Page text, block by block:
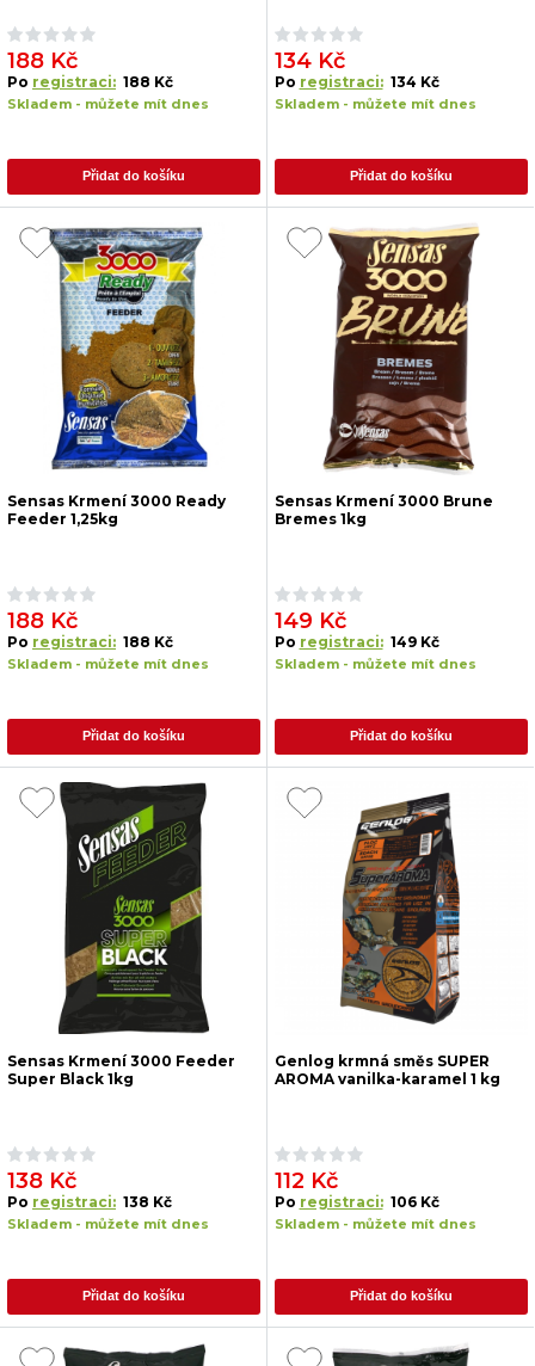
188 Kč
Po registraci: 188 Kč
Skladem - můžete mít dnes
Přidat do košíku
134 Kč
Po registraci: 134 Kč
Skladem - můžete mít dnes
Přidat do košíku
Sensas Krmení 3000 Ready
Feeder 1,25kg
188 Kč
Po registraci: 188 Kč
Skladem - můžete mít dnes
Přidat do košíku
Sensas Krmení 3000 Brune
Bremes 1kg
149 Kč
Po registraci: 149 Kč
Skladem - můžete mít dnes
Přidat do košíku
Sensas Krmení 3000 Feeder
Super Black 1kg
138 Kč
Po registraci: 138 Kč
Skladem - můžete mít dnes
Přidat do košíku
Genlog krmná směs SUPER
AROMA vanilka-karamel 1 kg
112 Kč
Po registraci: 106 Kč
Skladem - můžete mít dnes
Přidat do košíku